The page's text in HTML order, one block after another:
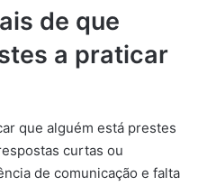
de que
a praticar
que alguém está prestes
curtas ou
de comunicação e falta